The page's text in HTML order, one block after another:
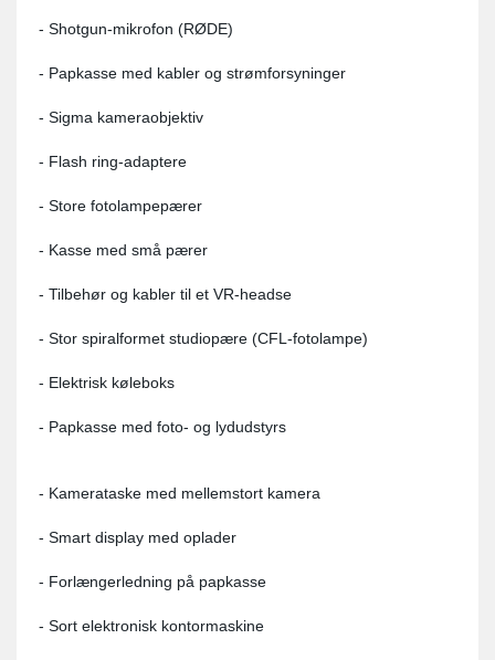
- Shotgun-mikrofon (RØDE)
- Papkasse med kabler og strømforsyninger
- Sigma kameraobjektiv
- Flash ring-adaptere
- Store fotolampepærer
- Kasse med små pærer
- Tilbehør og kabler til et VR-headse
- Stor spiralformet studiopære (CFL-fotolampe)
- Elektrisk køleboks
- Papkasse med foto- og lydudstyrs
- Kamerataske med mellemstort kamera
- Smart display med oplader
- Forlængerledning på papkasse
- Sort elektronisk kontormaskine